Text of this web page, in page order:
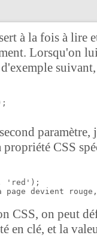
sert à la fois à lire
Lorsqu'on
CSS
'red');
devient
CSS, on peut
en clé, et la